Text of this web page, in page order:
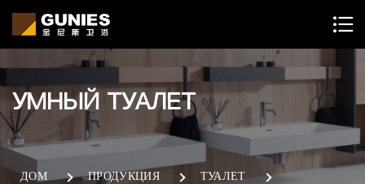
УМНЫЙ ТУАЛЕТ
ДОМ ПРОДУКЦИЯ
ТУАЛЕТ